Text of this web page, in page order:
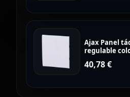
Ajax Panel
regulable
40,78€